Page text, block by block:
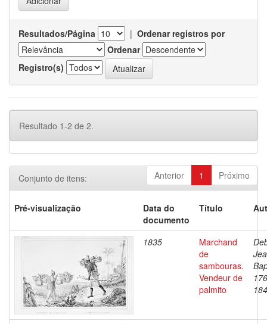
Resultados/Página | Ordenar registros por
Ordenar
Registro(s)
Resultado 1-2 de 2.
Anterior 1 Próximo
Conjunto de itens:
Pré-visualização
Data do
documento
Título
1835
Marchand
de
sambouras.
Vendeur de
palmito